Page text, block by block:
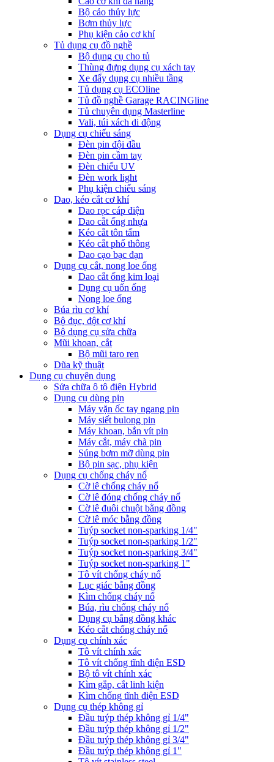
Bộ cảo thủy lực
Bơm thủy lực
Phụ kiện cảo cơ khí
Tủ dụng cụ đồ nghề
Bộ dụng cụ cho tủ
Thùng đựng dụng cụ xách tay
Xe đẩy dụng cụ nhiều tầng
Tủ dụng cụ ECOline
Tủ đồ nghề Garage RACINGline
Tủ chuyên dụng Masterline
Vali, túi xách di động
Dụng cụ chiếu sáng
Đèn pin đội đầu
Đèn pin cầm tay
Đèn chiếu UV
Đèn work light
Phụ kiện chiếu sáng
Dao, kéo cắt cơ khí
Dao rọc cáp điện
Dao cắt ống nhựa
Kéo cắt tôn tấm
Kéo cắt phổ thông
Dao cạo bạc đạn
Dụng cụ cắt, nong loe ống
Dao cắt ống kim loại
Dụng cụ uốn ống
Nong loe ống
Búa rìu cơ khí
Bộ đục, đột cơ khí
Bộ dụng cụ sửa chữa
Mũi khoan, cắt
Bộ mũi taro ren
Dũa kỹ thuật
Dụng cụ chuyên dụng
Sửa chữa ô tô điện Hybrid
Dụng cụ dùng pin
Máy vặn ốc tay ngang pin
Máy siết bulong pin
Máy khoan, bắn vít pin
Máy cắt, máy chà pin
Súng bơm mỡ dùng pin
Bộ pin sạc, phụ kiện
Dụng cụ chống cháy nổ
Cờ lê chống cháy nổ
Cờ lê đóng chống cháy nổ
Cờ lê đuôi chuột bằng đồng
Cờ lê móc bằng đồng
Tuýp socket non-sparking 1/4"
Tuýp socket non-sparking 1/2"
Tuýp socket non-sparking 3/4"
Tuýp socket non-sparking 1"
Tô vít chống cháy nổ
Lục giác bằng đồng
Kìm chống cháy nổ
Búa, rìu chống cháy nổ
Dụng cụ bẳng đồng khác
Kéo cắt chống cháy nổ
Dụng cụ chính xác
Tô vít chính xác
Tô vít chống tĩnh điện ESD
Bộ tô vít chính xác
Kìm gắp, cắt linh kiện
Kìm chống tĩnh điện ESD
Dụng cụ thép không gỉ
Đầu tuýp thép không gỉ 1/4"
Đầu tuýp thép không gỉ 1/2"
Đầu tuýp thép không gỉ 3/4"
Đầu tuýp thép không gỉ 1"